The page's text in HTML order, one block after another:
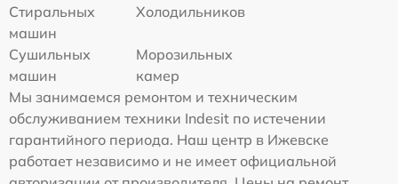
Стиральных
машин
Холодильников
Сушильных
машин
Морозильных
камер
Мы занимаемся ремонтом и техническим
обслуживанием техники Indesit по истечении
гарантийного периода. Наш центр в Ижевске
работает независимо и не имеет официальной